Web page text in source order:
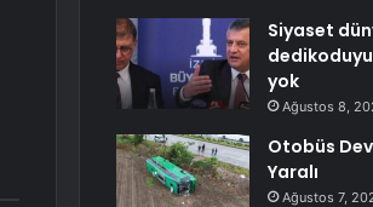
Siyaset
yok
Ağustos 8,
Otobüs
Yaralı
Ağustos 7,